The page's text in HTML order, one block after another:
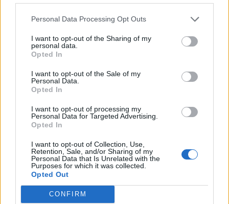
Personal Data Processing Opt Outs
I want to opt-out of the Sharing of my
personal data.
Opted In
I want to opt-out of the Sale of my
Personal Data.
Opted In
I want to opt-out of processing my
Personal Data for Targeted Advertising.
Opted In
I want to opt-out of Collection, Use,
Retention, Sale, and/or Sharing of my
Personal Data that Is Unrelated with the
Purposes for which it was collected.
Opted Out
CONFIRM
regisztrációhoz kötött.
Az előfizetés a következőket tartalmazza:
Portfolio.hu teljes cikkarchívum
kötéslistái
Előfizetés
MÁR ELŐFIZETŐNK VAGY?BEJELENTKEZÉS